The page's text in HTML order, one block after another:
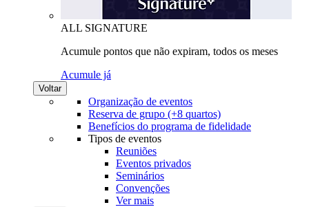
ALL SIGNATURE
Acumule pontos que não expiram, todos os meses
Acumule já
Voltar
Organização de eventos
Reserva de grupo (+8 quartos)
Benefícios do programa de fidelidade
Tipos de eventos
Reuniões
Eventos privados
Seminários
Convenções
Ver mais